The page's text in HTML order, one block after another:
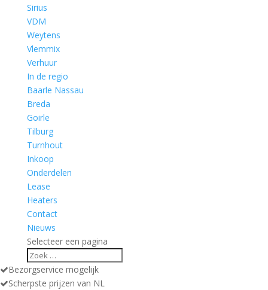
Sirius
VDM
Weytens
Vlemmix
Verhuur
In de regio
Baarle Nassau
Breda
Goirle
Tilburg
Turnhout
Inkoop
Onderdelen
Lease
Heaters
Contact
Nieuws
Selecteer een pagina
Bezorgservice mogelijk
Scherpste prijzen van NL